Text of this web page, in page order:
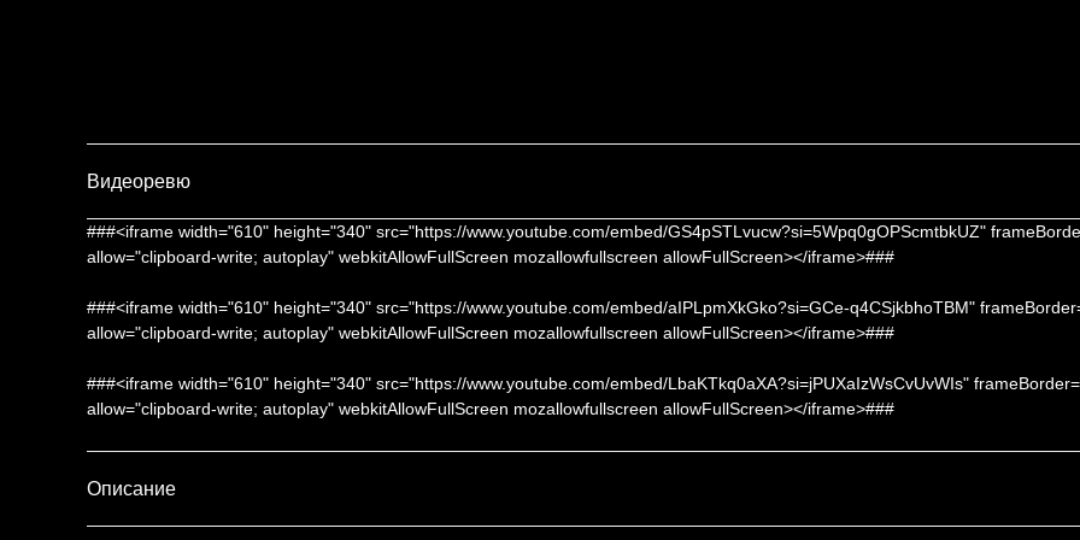
Видеоревю
###<iframe width="610" height="340" src="https://www.youtube.com/embed/GS4pSTLvucw?si=5Wpq0gOPScmtbkUZ"
allow="clipboard-write; autoplay" webkitAllowFullScreen mozallowfullscreen allowFullScreen></iframe>###
###<iframe width="610" height="340" src="https://www.youtube.com/embed/aIPLpmXkGko?si=GCe-q4CSjkbhoTBM"
allow="clipboard-write; autoplay" webkitAllowFullScreen mozallowfullscreen allowFullScreen></iframe>###
###<iframe width="610" height="340" src="https://www.youtube.com/embed/LbaKTkq0aXA?si=jPUXaIzWsCvUvWIs"
allow="clipboard-write; autoplay" webkitAllowFullScreen mozallowfullscreen allowFullScreen></iframe>###
Описание